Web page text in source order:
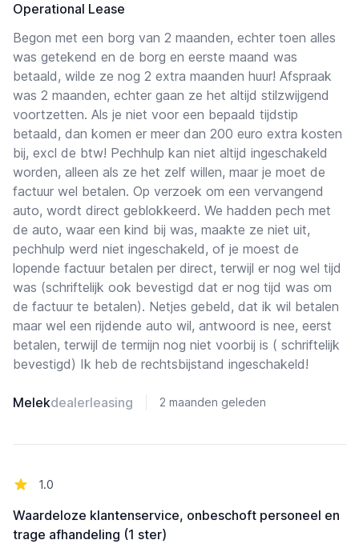
Operational Lease
Begon met een borg van 2 maanden, echter toen alles
was getekend en de borg en eerste maand was
betaald, wilde ze nog 2 extra maanden huur! Afspraak
was 2 maanden, echter gaan ze het altijd stilzwijgend
voortzetten. Als je niet voor een bepaald tijdstip
betaald, dan komen er meer dan 200 euro extra kosten
bij, excl de btw! Pechhulp kan niet altijd ingeschakeld
worden, alleen als ze het zelf willen, maar je moet de
factuur wel betalen. Op verzoek om een vervangend
auto, wordt direct geblokkeerd. We hadden pech met
de auto, waar een kind bij was, maakte ze niet uit,
pechhulp werd niet ingeschakeld, of je moest de
lopende factuur betalen per direct, terwijl er nog wel tijd
was (schriftelijk ook bevestigd dat er nog tijd was om
de factuur te betalen). Netjes gebeld, dat ik wil betalen
maar wel een rijdende auto wil, antwoord is nee, eerst
betalen, terwijl de termijn nog niet voorbij is ( schriftelijk
bevestigd) Ik heb de rechtsbijstand ingeschakeld!
Melekdealerleasing 2 maanden geleden
1.0
Waardeloze klantenservice, onbeschoft personeel en
trage afhandeling (1 ster)